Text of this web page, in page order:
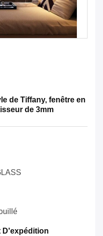
de Tiffany, fenêtre en
de 3mm
D'expédition